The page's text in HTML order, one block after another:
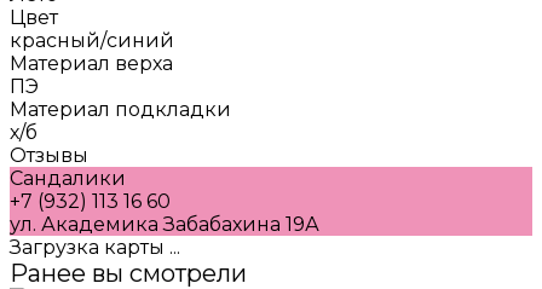
Цвет
красный/синий
Материал верха
ПЭ
Материал подкладки
х/б
Отзывы
Сандалики
+7 (932) 113 16 60
ул. Академика Забабахина 19А
Загрузка карты ...
Ранее вы смотрели